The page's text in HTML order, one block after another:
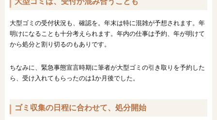
大型ゴミの受付状況も、確認を。年末は特に混雑が予想されます。年
明けになることも十分考えられます。年内の仕事は予約、年が明けて
から処分と割り切るのもありです。
ちなみに、緊急事態宣言時期に筆者が大型ゴミの引き取りを予約した
ら、受け入れてもらったのは1か月後でした。
ゴミ収集の日程に合わせて、処分開始